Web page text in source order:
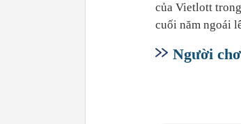
của Vietlott
cuối năm ngoái
Người